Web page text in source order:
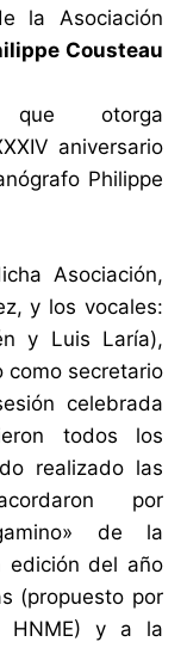
la Asociación
Cousteau
que otorga
aniversario
Philippe
Asociación,
y los vocales:
y Luis Laría),
como secretario
celebrada
todos los
realizado las
por
de la
edición del año
(propuesto por
HNME) y a la